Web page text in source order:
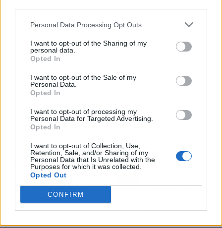
Personal Data Processing Opt Outs
I want to opt-out of the Sharing of my
personal data.
Opted In
I want to opt-out of the Sale of my
Personal Data.
Opted In
I want to opt-out of processing my
Personal Data for Targeted Advertising.
Opted In
I want to opt-out of Collection, Use,
Retention, Sale, and/or Sharing of my
Personal Data that Is Unrelated with the
Purposes for which it was collected.
Opted Out
CONFIRM
Artículo anterior
La banca dice que el fallo
al cumplir 50 años